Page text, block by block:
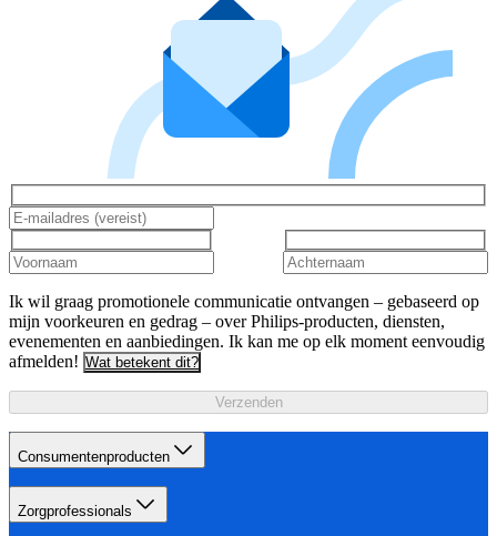
Ik wil graag promotionele communicatie ontvangen – gebaseerd op
mijn voorkeuren en gedrag – over Philips-producten, diensten,
evenementen en aanbiedingen. Ik kan me op elk moment eenvoudig
afmelden! Wat betekent dit?
Verzenden
Consumentenproducten
Zorgprofessionals